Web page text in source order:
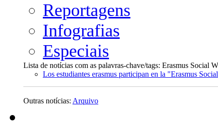
Reportagens
Infografias
Especiais
Lista de notícias com as palavras-chave/tags: Erasmus Social
Los estudiantes erasmus participan en la "Erasmus
Outras notícias: Arquivo